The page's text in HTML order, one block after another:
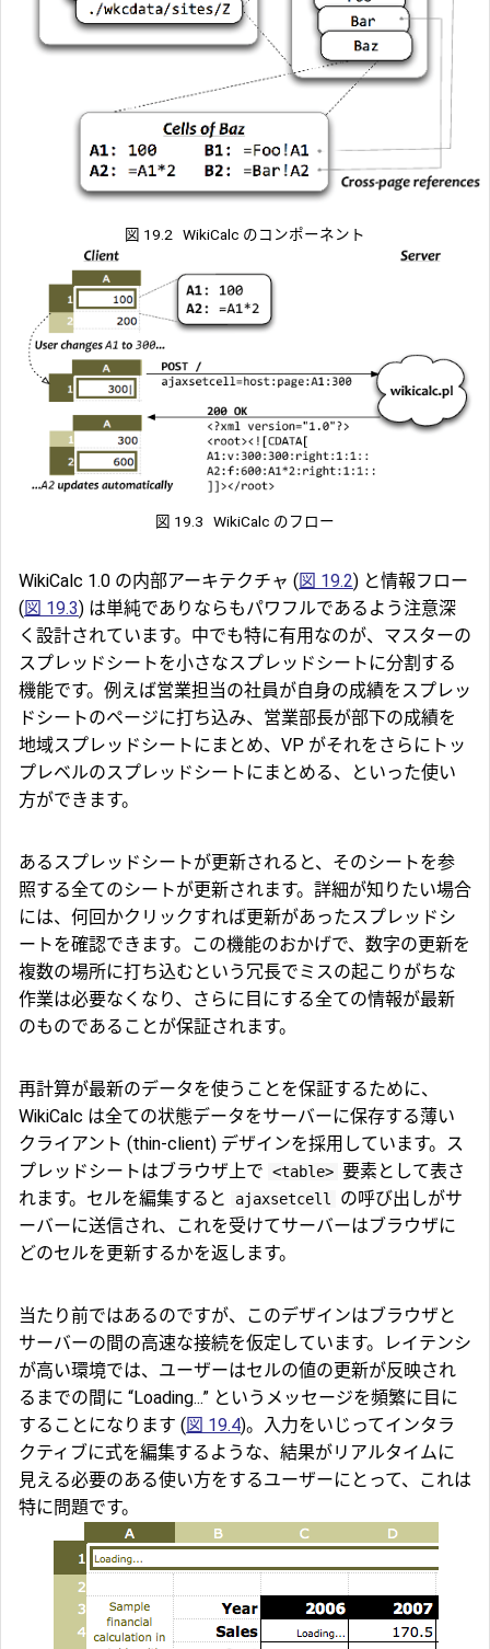
図 19.2 WikiCalc のコンポーネント
図 19.3 WikiCalc のフロー
WikiCalc 1.0 の内部アーキテクチャ (図 19.2) と情報フロー
(図 19.3) は単純でありならもパワフルであるよう注意深
く設計されています。中でも特に有用なのが、マスターの
スプレッドシートを小さなスプレッドシートに分割する
機能です。例えば営業担当の社員が自身の成績をスプレッ
ドシートのページに打ち込み、営業部長が部下の成績を
地域スプレッドシートにまとめ、VP がそれをさらにトッ
プレベルのスプレッドシートにまとめる、といった使い
方ができます。
あるスプレッドシートが更新されると、そのシートを参
照する全てのシートが更新されます。詳細が知りたい場合
には、何回かクリックすれば更新があったスプレッドシ
ートを確認できます。この機能のおかげで、数字の更新を
複数の場所に打ち込むという冗長でミスの起こりがちな
作業は必要なくなり、さらに目にする全ての情報が最新
のものであることが保証されます。
再計算が最新のデータを使うことを保証するために、
WikiCalc は全ての状態データをサーバーに保存する薄い
クライアント (thin-client) デザインを採用しています。ス
プレッドシートはブラウザ上で <table> 要素として表さ
れます。セルを編集すると
ajaxsetcell
の呼び出しがサ
ーバーに送信され、これを受けてサーバーはブラウザに
どのセルを更新するかを返します。
当たり前ではあるのですが、このデザインはブラウザと
サーバーの間の高速な接続を仮定しています。レイテンシ
が高い環境では、ユーザーはセルの値の更新が反映され
るまでの間に “Loading...” というメッセージを頻繁に目に
することになります (図 19.4)。入力をいじってインタラ
クティブに式を編集するような、結果がリアルタイムに
見える必要のある使い方をするユーザーにとって、これは
特に問題です。